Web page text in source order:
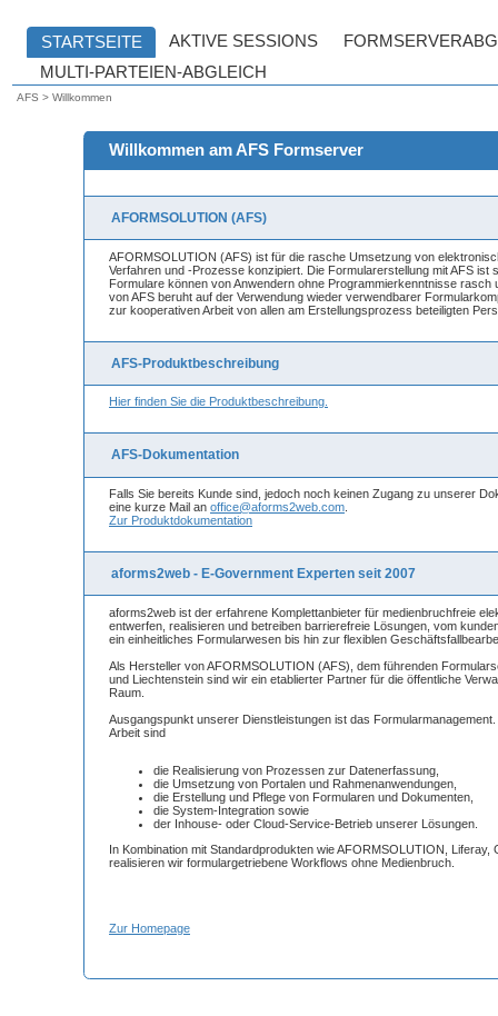
AFS > Willkommen
Willkommen am AFS Formserver
AFORMSOLUTION (AFS)
AFORMSOLUTION (AFS) ist für die rasche Umsetzung von
Verfahren und -Prozesse konzipiert. Die Formularerstellung mit AFS ist
Formulare können von Anwendern ohne Programmierkenntnisse rasch
von AFS beruht auf der Verwendung wieder verwendbarer
zur kooperativen Arbeit von allen am Erstellungsprozess beteiligten
AFS-Produktbeschreibung
Hier finden Sie die Produktbeschreibung.
AFS-Dokumentation
Falls Sie bereits Kunde sind, jedoch noch keinen Zugang zu unserer
eine kurze Mail an office@aforms2web.com
Zur Produktdokumentation
aforms2web - E-Government Experten seit 2007
aforms2web ist der erfahrene Komplettanbieter für medienbruchfreie
entwerfen, realisieren und betreiben barrierefreie Lösungen, vom
ein einheitliches Formularwesen bis hin zur flexiblen
Als Hersteller von AFORMSOLUTION (AFS), dem führenden
und Liechtenstein sind wir ein etablierter Partner für die öffentliche
Raum.
Ausgangspunkt unserer Dienstleistungen ist das
Arbeit sind
die Realisierung von Prozessen zur Datenerfassung,
die Umsetzung von Portalen und Rahmenanwendungen,
die Erstellung und Pflege von Formularen und Dokumenten,
die System-Integration sowie
der Inhouse- oder Cloud-Service-Betrieb unserer Lösungen.
In Kombination mit Standardprodukten wie AFORMSOLUTION, Liferay,
realisieren wir formulargetriebene Workflows ohne Medienbruch.
Zur Homepage